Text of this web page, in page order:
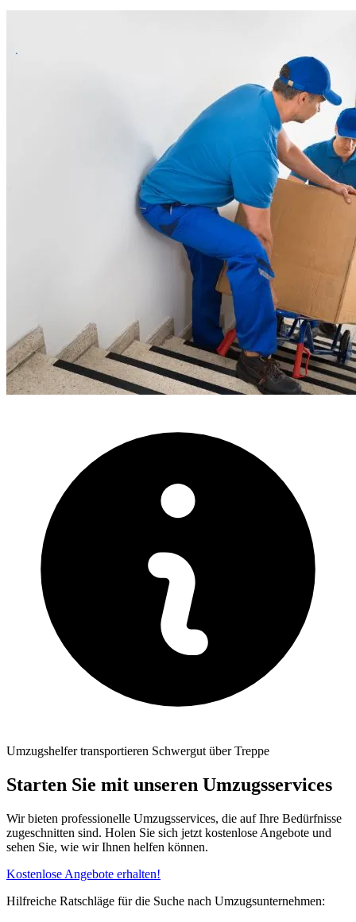
Umzugshelfer transportieren Schwergut über Treppe
Starten Sie mit unseren Umzugsservices
Wir bieten professionelle Umzugsservices, die auf Ihre Bedürfnisse
zugeschnitten sind. Holen Sie sich jetzt kostenlose Angebote und
sehen Sie, wie wir Ihnen helfen können.
Kostenlose Angebote erhalten!
Hilfreiche Ratschläge für die Suche nach Umzugsunternehmen: